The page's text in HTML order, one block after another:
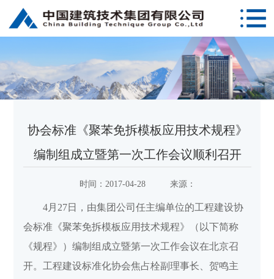
协会标准《聚苯免拆模板应用技术规程》
编制组成立暨第一次工作会议顺利召开
时间： 2017-04-28 来源：
4月27日，由集团公司任主编单位的工程建设协
会标准《聚苯免拆模板应用技术规程》（以下简称
《规程》）编制组成立暨第一次工作会议在北京召
开。工程建设标准化协会焦占栓副理事长、贺鸣主